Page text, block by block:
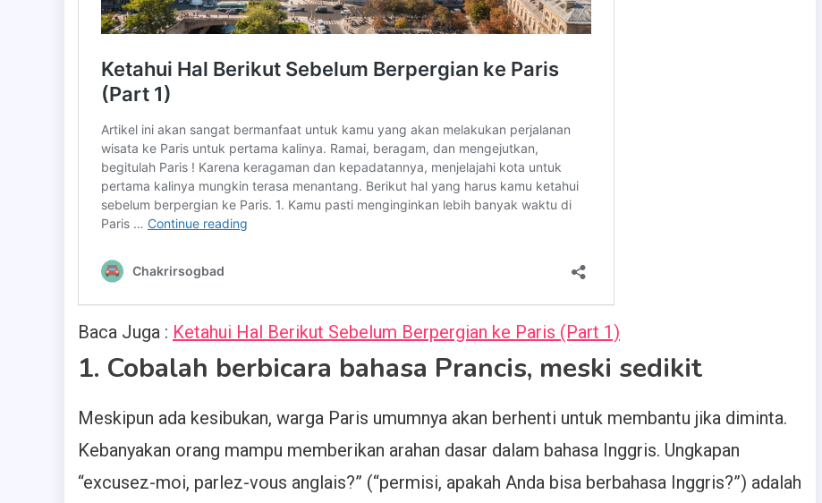
Baca Juga : Ketahui Hal Berikut Sebelum Berpergian ke Paris (Part 1)
1. Cobalah berbicara bahasa Prancis, meski sedikit
Meskipun ada kesibukan, warga Paris umumnya akan berhenti untuk membantu jika diminta.
Kebanyakan orang mampu memberikan arahan dasar dalam bahasa Inggris. Ungkapan
“excusez-moi, parlez-vous anglais?” (“permisi, apakah Anda bisa berbahasa Inggris?”) adalah